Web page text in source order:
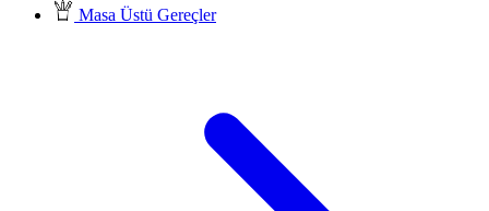
Masa Üstü Gereçler